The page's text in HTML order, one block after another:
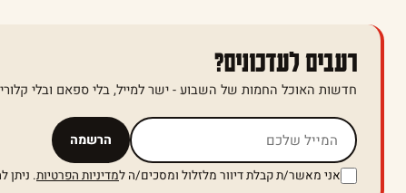
רעבים לעדכונים?
חדשות האוכל החמות של השבוע - ישר למייל, בלי ספאם ובלי
הרשמה אל תמלאו שדה זה
אני מאשר/ת קבלת דיוור מלזלול ומסכים/ה למדיניות הפרטיות. ניתן